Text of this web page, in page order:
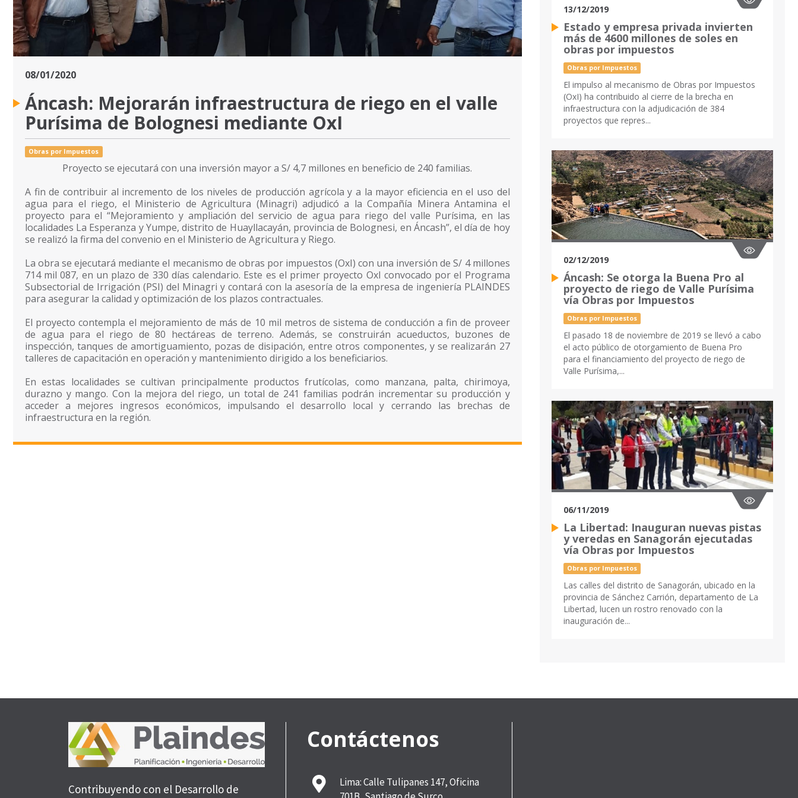
08/01/2020
Áncash: Mejorarán infraestructura de riego en el valle
Purísima de Bolognesi mediante OxI
Obras por Impuestos
Proyecto se ejecutará con una inversión mayor a S/ 4,7 millones en beneficio de 240 familias.
A fin de contribuir al incremento de los niveles de producción agrícola y a la mayor eficiencia en el uso del
agua para el riego, el Ministerio de Agricultura (Minagri) adjudicó a la Compañía Minera Antamina el
proyecto para el “Mejoramiento y ampliación del servicio de agua para riego del valle Purísima, en las
localidades La Esperanza y Yumpe, distrito de Huayllacayán, provincia de Bolognesi, en Áncash”, el día de hoy
se realizó la firma del convenio en el Ministerio de Agricultura y Riego.
La obra se ejecutará mediante el mecanismo de obras por impuestos (OxI) con una inversión de S/ 4 millones
714 mil 087, en un plazo de 330 días calendario. Este es el primer proyecto OxI convocado por el Programa
Subsectorial de Irrigación (PSI) del Minagri y contará con la asesoría de la empresa de ingeniería PLAINDES
para asegurar la calidad y optimización de los plazos contractuales.
El proyecto contempla el mejoramiento de más de 10 mil metros de sistema de conducción a fin de proveer
de agua para el riego de 80 hectáreas de terreno. Además, se construirán acueductos, buzones de
inspección, tanques de amortiguamiento, pozas de disipación, entre otros componentes, y se realizarán 27
talleres de capacitación en operación y mantenimiento dirigido a los beneficiarios.
En estas localidades se cultivan principalmente productos frutícolas, como manzana, palta, chirimoya,
durazno y mango. Con la mejora del riego, un total de 241 familias podrán incrementar su producción y
acceder a mejores ingresos económicos, impulsando el desarrollo local y cerrando las brechas de
infraestructura en la región.
13/12/2019
Estado y empresa privada invierten
más de 4600 millones de soles en
obras por impuestos
Obras por Impuestos
El impulso al mecanismo de Obras por Impuestos
(OxI) ha contribuido al cierre de la brecha en
infraestructura con la adjudicación de 384
proyectos que repres...
02/12/2019
Áncash: Se otorga la Buena Pro al
proyecto de riego de Valle Purísima
vía Obras por Impuestos
Obras por Impuestos
El pasado 18 de noviembre de 2019 se llevó a cabo
el acto público de otorgamiento de Buena Pro
para el financiamiento del proyecto de riego de
Valle Purísima,...
06/11/2019
La Libertad: Inauguran nuevas pistas
y veredas en Sanagorán ejecutadas
vía Obras por Impuestos
Obras por Impuestos
Las calles del distrito de Sanagorán, ubicado en la
provincia de Sánchez Carrión, departamento de La
Libertad, lucen un rostro renovado con la
inauguración de...
Contribuyendo con el Desarrollo de
Contáctenos
Lima: Calle Tulipanes 147, Oficina